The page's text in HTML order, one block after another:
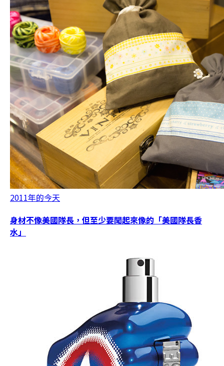
2011年的今天
身材不像美國隊長，但至少要聞起來像的「美國隊長香
水」